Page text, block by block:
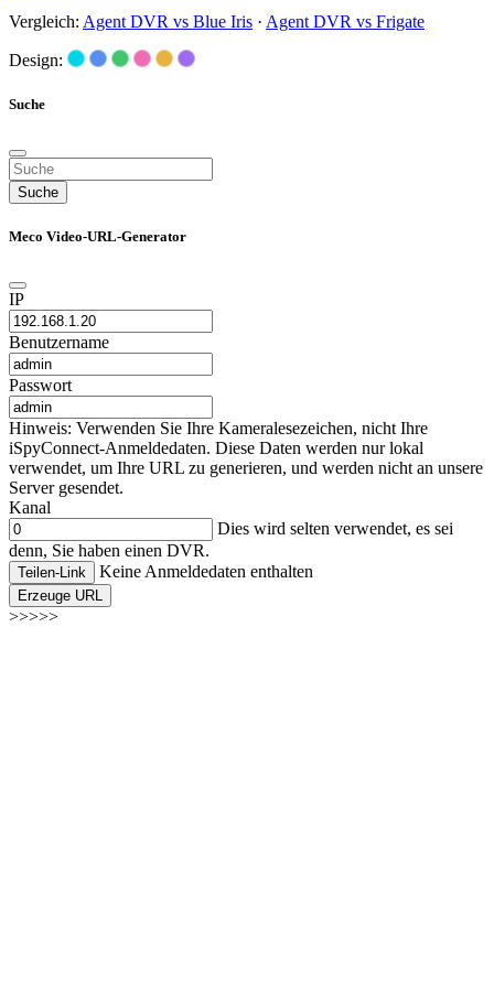
Vergleich: Agent DVR vs Blue Iris · Agent DVR vs Frigate
Design:
Suche
Suche
Meco Video-URL-Generator
IP
Benutzername
Passwort
Hinweis: Verwenden Sie Ihre Kameralesezeichen, nicht Ihre
iSpyConnect-Anmeldedaten. Diese Daten werden nur lokal
verwendet, um Ihre URL zu generieren, und werden nicht an unsere
Server gesendet.
Kanal
Dies wird selten verwendet, es sei
denn, Sie haben einen DVR.
Teilen-Link Keine Anmeldedaten enthalten
Erzeuge URL
>>>>>